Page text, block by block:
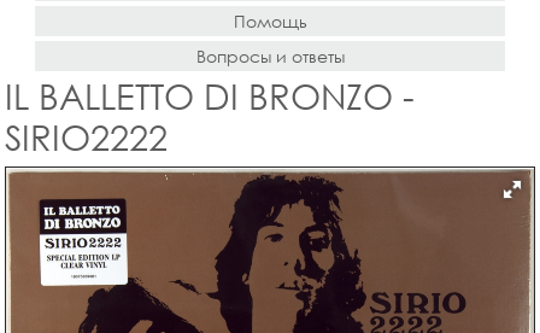
Помощь
Вопросы и ответы
IL BALLETTO DI BRONZO -
SIRIO2222